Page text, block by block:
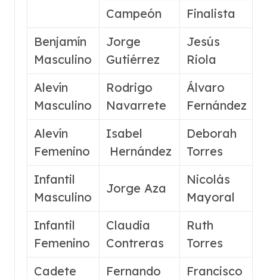
Campeón
Finalista
Benjamín
Masculino
Jorge
Gutiérrez
Jesús
Riola
Alevín
Masculino
Rodrigo
Navarrete
Álvaro
Fernández
Alevín
Femenino
Isabel
Hernández
Deborah
Torres
Infantil
Masculino
Jorge Aza
Nicolás
Mayoral
Infantil
Femenino
Claudia
Contreras
Ruth
Torres
Cadete
Fernando
Francisco